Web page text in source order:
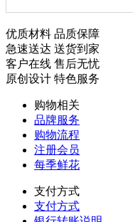
优质材料 品质保障
急速送达 送货到家
客户在线 售后无忧
原创设计 特色服务
购物相关
品牌服务
购物流程
注册会员
每季鲜花
支付方式
支付方式